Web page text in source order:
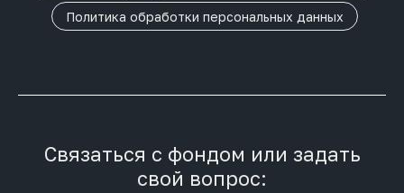
Политика обработки персональных данных
Связаться с фондом или задать
свой вопрос: